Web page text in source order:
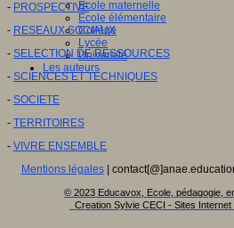
Ecole maternelle
Ecole élémentaire
Collège
Lycée
Université
Les auteurs
- PROSPECTIVE
- RESEAUX SOCIAUX
- SELECTION DE RESSOURCES
- SCIENCES ET TECHNIQUES
- SOCIETE
- TERRITOIRES
- VIVRE ENSEMBLE
Mentions légales|
© 2023 Educavox, Ecole, pédagogie,
Creation Sylvie CECI - Sites